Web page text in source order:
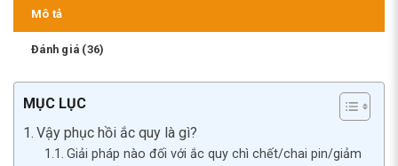
Mô tả
Đánh giá (36)
MỤC LỤC
Vậy phục hồi ắc quy là gì?
Giải pháp nào đối với ắc quy chì chết/chai pin/giảm